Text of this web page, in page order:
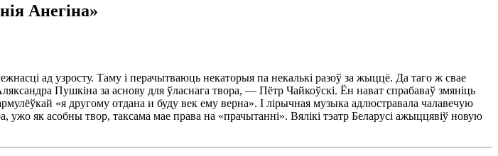
Анегіна»
ад узросту. Таму і перачытваюць некаторыя па некалькі разоў за жыццё. Да таго ж свае
Пушкіна за аснову для ўласнага твора, — Пётр Чайкоўскі. Ён нават спрабаваў змяніць
«я другому отдана и буду век ему верна». І лірычная музыка адлюстравала чалавечую
як асобны твор, таксама мае права на «прачытанні». Вялікі тэатр Беларусі ажыццявіў новую